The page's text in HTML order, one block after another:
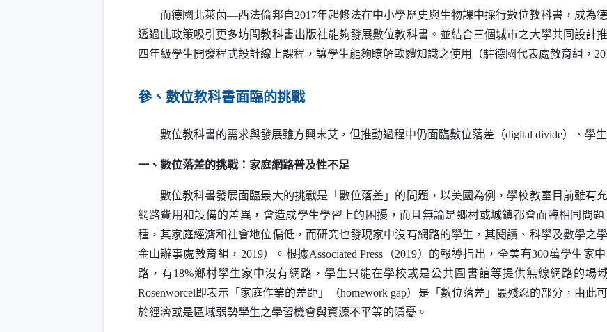
而德國北萊茵—西法倫邦自2017年起修法在中小學歷史與生物課中採行數位教科書，成為
透過此政策吸引更多坊間教科書出版社能夠發展數位教科書。並結合三個城市之大學共同設計
四年級學生開發程式設計線上課程，讓學生能夠瞭解軟體知識之使用（駐德國代表處教育組，
參、數位教科書面臨的挑戰
數位教科書的需求與發展雖方興未艾，但推動過程中仍面臨數位落差（digital divide）、學
一、數位落差的挑戰：家庭網路普及性不足
數位教科書發展面臨最大的挑戰是「數位落差」的問題，以美國為例，學校教室目前雖有
網路費用和設備的差異，會造成學生學習上的困擾，而且無論是鄉村或城鎮都會面臨相同問
種，其家庭經濟和社會地位偏低，而研究也發現家中沒有網路的學生，其閱讀、科學及數學之
金山辦事處教育組，2019）。根據Associated Press （2019）的報導指出，全美有300萬學生家
路，有18%鄉村學生家中沒有網路，學生只能在學校或是公共圖書館等提供無線網路的場
Rosenworcel 即表示「家庭作業的差距」（homework gap）是「數位落差」最殘忍的部分，由此
於經濟或是區域弱勢學生之學習機會與資源不平等的隱憂。